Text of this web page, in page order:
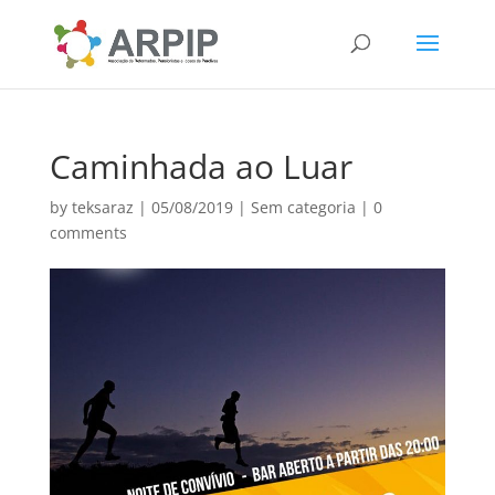
Caminhada ao Luar
by teksaraz | 05/08/2019| Sem categoria | 0
comments